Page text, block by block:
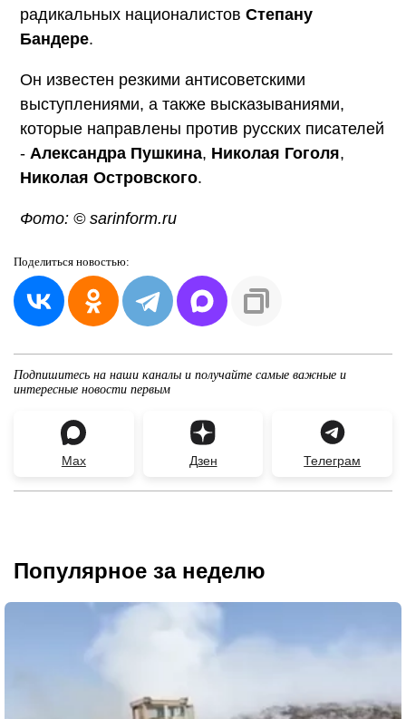
радикальных националистов Степану
Бандере.
Он известен резкими антисоветскими
выступлениями, а также высказываниями,
которые направлены против русских писателей
- Александра Пушкина, Николая Гоголя,
Николая Островского.
Фото: © sarinform.ru
Поделиться новостью:
Подпишитесь на наши каналы и получайте самые важные и
интересные новости первым
Max Дзен Телеграм
Популярное за неделю